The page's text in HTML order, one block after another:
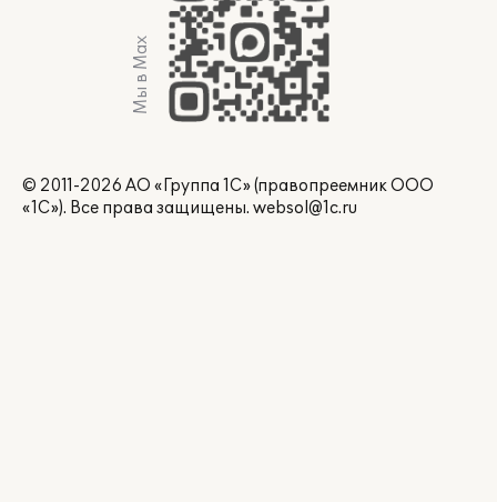
Мы в Max
© 2011-2026 АО «Группа 1С» (правопреемник ООО
«1С»). Все права защищены. websol@1c.ru